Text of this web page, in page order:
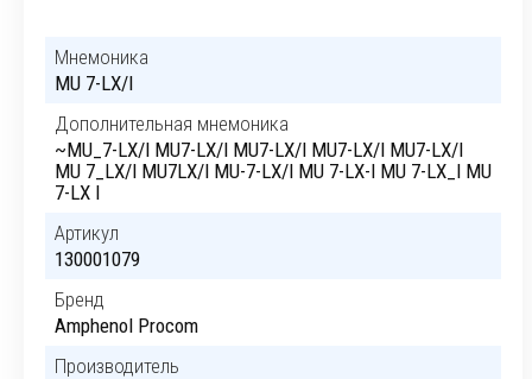
Мнемоника
MU 7-LX/l
Дополнительная мнемоника
~MU_7-LX/l MU7-LX/l MU7-LX/l MU7-LX/l MU7-LX/l
MU 7_LX/l MU7LX/l MU-7-LX/l MU 7-LX-l MU 7-LX_l MU
7-LX l
Артикул
130001079
Бренд
Amphenol Procom
Производитель